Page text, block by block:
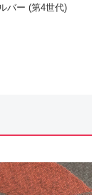
バー (第4世代)